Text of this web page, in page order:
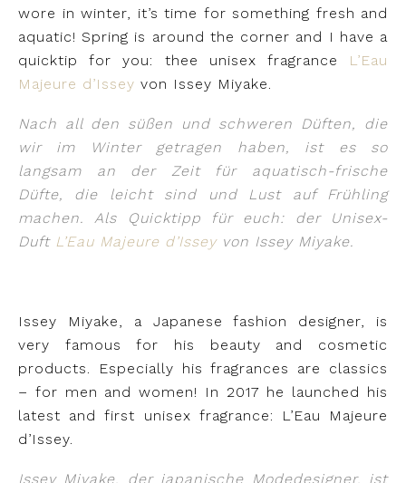
wore in winter, it’s time for something fresh and
aquatic! Spring is around the corner and I have a
quicktip for you: thee unisex fragrance
L’Eau
Majeure d’Issey von Issey Miyake.
Nach all den süßen und schweren Düften, die
wir im Winter getragen haben, ist es so
langsam an der Zeit für aquatisch-frische
Düfte, die leicht sind und Lust auf Frühling
machen. Als Quicktipp für euch: der Unisex-
Duft L’Eau Majeure d’Isseyvon Issey Miyake.
Issey Miyake, a Japanese fashion designer, is
very famous for his beauty and cosmetic
products. Especially his fragrances are classics
– for men and women! In 2017 he launched his
latest and first unisex fragrance: L’Eau Majeure
d’Issey.
Issey Miyake, der japanische Modedesigner, ist